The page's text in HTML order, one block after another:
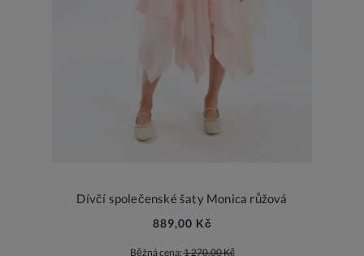
Dívčí společenské šaty Monica růžová
889,00 Kč
Běžná cena:1 270,00 Kč